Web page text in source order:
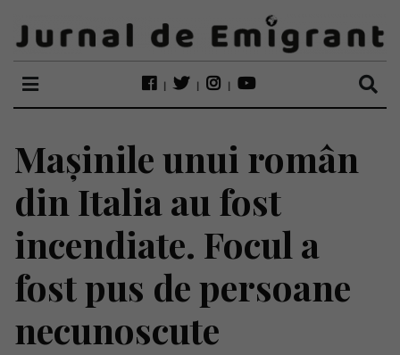
Mașinile unui român
din Italia au fost
incendiate. Focul a
fost pus de persoane
necunoscute